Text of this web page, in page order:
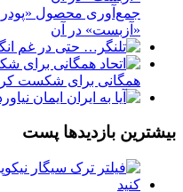
جمع‌آوری محصول «پودر
«آزبست» در آن
همگانی برای شکست
بیشترین بازدیدها پست